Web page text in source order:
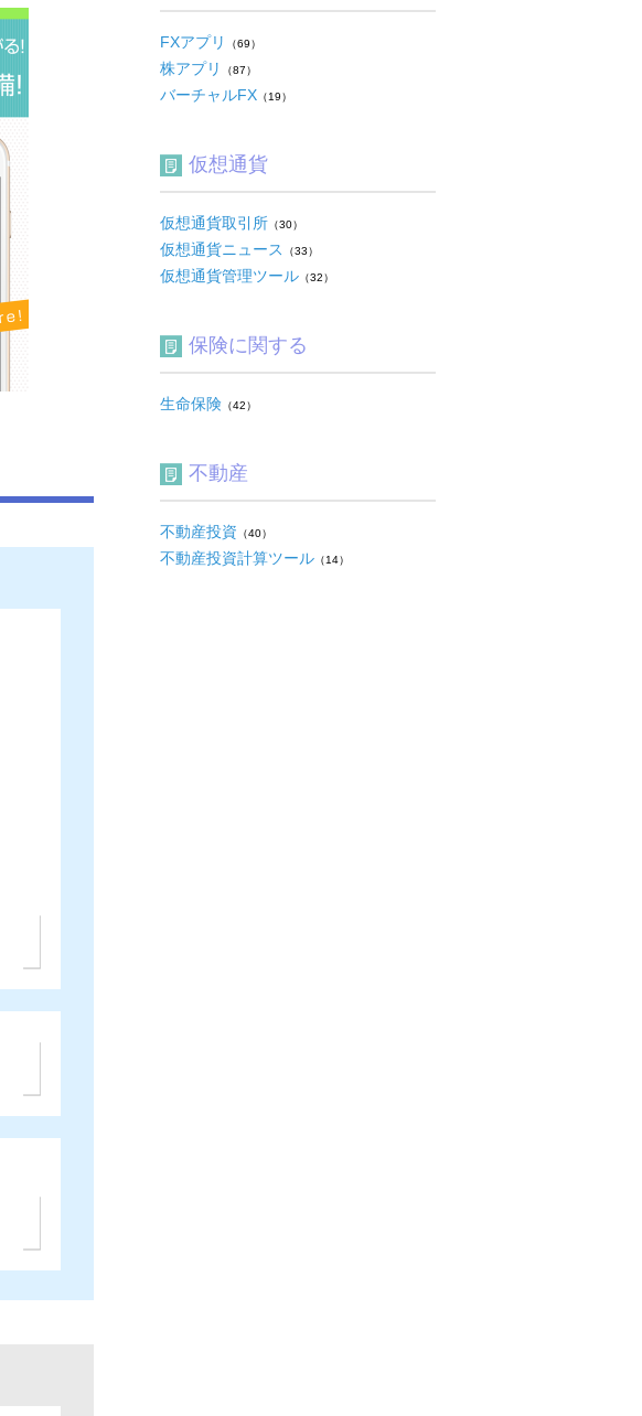
FXアプリ （69）
株アプリ （87）
バーチャルFX （19）
仮想通貨
仮想通貨取引所 （30）
仮想通貨ニュース （33）
仮想通貨管理ツール （32）
保険に関する
生命保険 （42）
不動産
不動産投資 （40）
不動産投資計算ツール （14）